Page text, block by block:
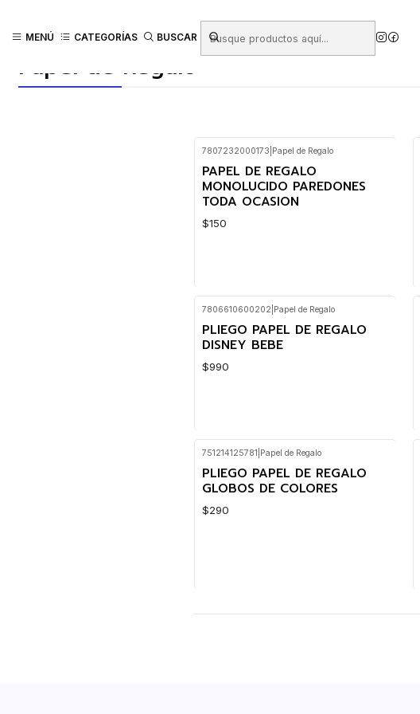
MENÚ CATEGORÍAS BUSCAR
Papel de Regalo
7807232000173 Papel de Regalo
PAPEL DE REGALO
MONOLUCIDO PAREDONES
TODA OCASION
$150
7806610600202 Papel de Regalo
PLIEGO PAPEL DE REGALO
DISNEY BEBE
$990
751214125781 Papel de Regalo
PLIEGO PAPEL DE REGALO
GLOBOS DE COLORES
$290